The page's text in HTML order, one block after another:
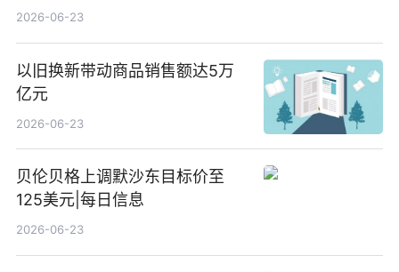
2026-06-23
以旧换新带动商品销售额达5万
亿元
2026-06-23
贝伦贝格上调默沙东目标价至
125美元|每日信息
2026-06-23